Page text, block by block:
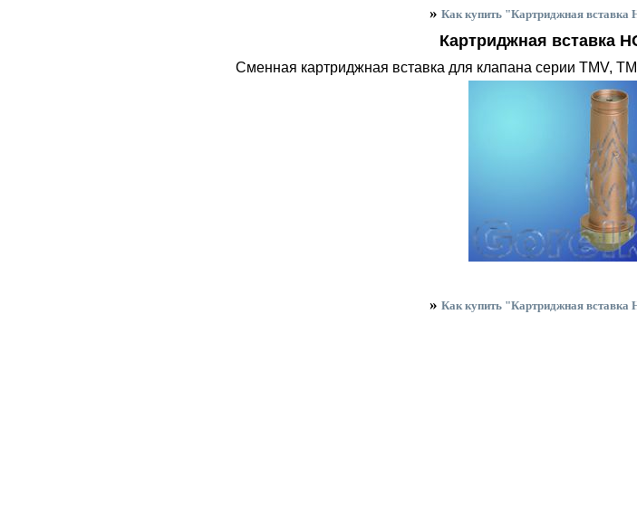
» Как купить "Картриджная
Картриджная вставка
Сменная картриджная вставка для клапана серии TMV,
» Как купить "Картриджная